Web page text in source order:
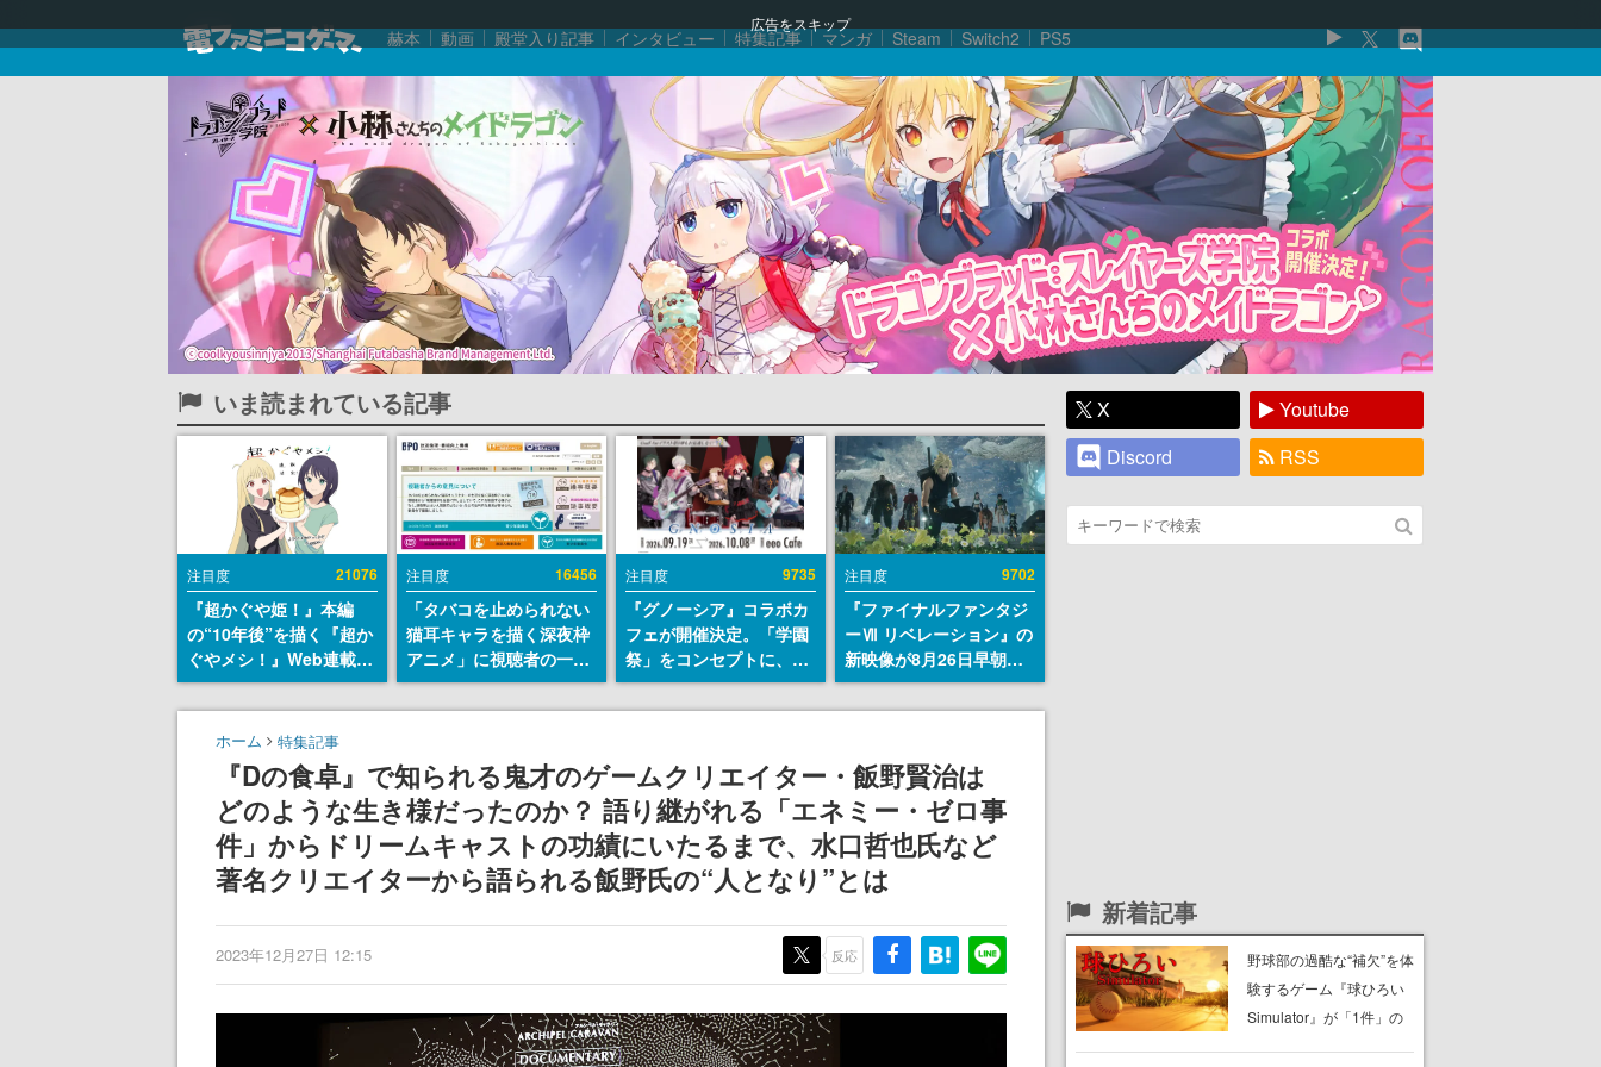
広告をスキップ
赫本 動画 殿堂入り記事 インタビュー 特集記事 マンガ Steam Switch2 PS5
いま読まれている記事
注目度 21076
『超かぐや姫！』本編
の“10年後”を描く『超か
ぐやメシ！』Web連載決
定。新たなWebマンガレ
ーベル「ビビビコミッ
ク」にて特別話が掲載ス
タート、あのお話には…
まだ続きがある！
注目度 16456
「タバコを止められない
猫耳キャラを描く深夜枠
アニメ」に視聴者の一部
から批判意見。違法薬物
の使用と思しき描写も含
注目度 9735
『グノーシア』コラボカ
フェが開催決定。「学園
祭」をコンセプトに、模
擬店やセツやSQ、ラキオ
たちが学祭バンドを楽し
注目度 9702
『ファイナルファンタジ
ーⅦ リベレーション』の
新映像が8月26日早朝に
公開へ。『FF7』リメイ
クシリーズの完結編、
ニングナイトライブにて
ディレクターの浜口直樹
氏が登壇する予定
ホーム 特集記事
『Dの食卓』で知られる鬼才のゲームクリエイター・飯野賢治は
どのような生き様だったのか？ 語り継がれる「エネミー・ゼロ事
件」からドリームキャストの功績にいたるまで、水口哲也氏など
著名クリエイターから語られる飯野氏の“人となり”とは
2023年12月27日 12:15 反応
X
Youtube
Discord
RSS
新着記事
野球部の過酷な“補欠”を体
験するゲーム『球ひろい
Simulator』が「1件」の